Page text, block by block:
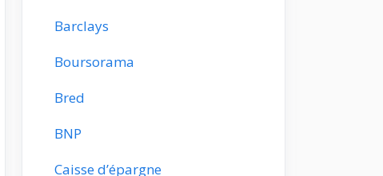
Barclays
Boursorama
Bred
BNP
Caisse d’épargne